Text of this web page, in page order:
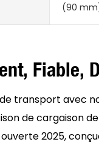
(90
Fiable,
transport avec
de cargaison
2025,